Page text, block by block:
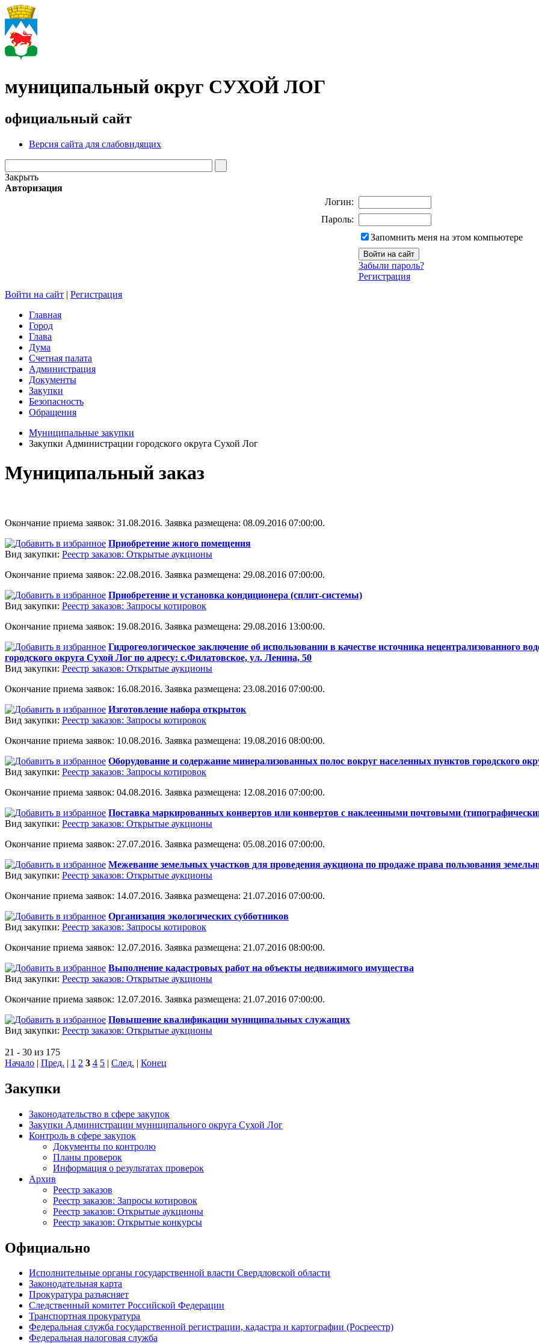
муниципальный округ СУХОЙ ЛОГ
официальный сайт
Версия сайта для слабовидящих
Закрыть
Авторизация
Логин:
Пароль:
Запомнить меня на этом компьютере
Забыли пароль?
Регистрация
Войти на сайт | Регистрация
Главная
Город
Глава
Дума
Счетная палата
Администрация
Документы
Закупки
Безопасность
Обращения
Муниципальные закупки
Закупки Администрации городского округа Сухой Лог
Муниципальный заказ
Окончание приема заявок: 31.08.2016. Заявка размещена: 08.09.2016 07:00:00.
Приобретение жиого помещения
Вид закупки: Реестр заказов: Открытые аукционы
Окончание приема заявок: 22.08.2016. Заявка размещена: 29.08.2016 07:00:00.
Приобретение и установка кондиционера (сплит-системы)
Вид закупки: Реестр заказов: Запросы котировок
Окончание приема заявок: 19.08.2016. Заявка размещена: 29.08.2016 13:00:00.
Гидрогеологическое заключение об использовании в качестве источника нецентрализованного
городского округа Сухой Лог по адресу: с.Филатовское, ул. Ленина, 50
Вид закупки: Реестр заказов: Открытые аукционы
Окончание приема заявок: 16.08.2016. Заявка размещена: 23.08.2016 07:00:00.
Изготовление набора открыток
Вид закупки: Реестр заказов: Запросы котировок
Окончание приема заявок: 10.08.2016. Заявка размещена: 19.08.2016 08:00:00.
Оборудование и содержание минерализованных полос вокруг населенных пунктов городского
Вид закупки: Реестр заказов: Запросы котировок
Окончание приема заявок: 04.08.2016. Заявка размещена: 12.08.2016 07:00:00.
Поставка маркированных конвертов или конвертов с наклеенными почтовыми
Вид закупки: Реестр заказов: Открытые аукционы
Окончание приема заявок: 27.07.2016. Заявка размещена: 05.08.2016 07:00:00.
Межевание земельных участков для проведения аукциона по продаже права пользования
Вид закупки: Реестр заказов: Открытые аукционы
Окончание приема заявок: 14.07.2016. Заявка размещена: 21.07.2016 07:00:00.
Организация экологических субботников
Вид закупки: Реестр заказов: Запросы котировок
Окончание приема заявок: 12.07.2016. Заявка размещена: 21.07.2016 08:00:00.
Выполнение кадастровых работ на объекты недвижимого имущества
Вид закупки: Реестр заказов: Открытые аукционы
Окончание приема заявок: 12.07.2016. Заявка размещена: 21.07.2016 07:00:00.
Повышение квалификации муниципальных служащих
Вид закупки: Реестр заказов: Открытые аукционы
21 - 30 из 175
Начало | Пред. | 1 2 3 4 5 | След. | Конец
Закупки
Законодательство в сфере закупок
Закупки Администрации муниципального округа Сухой Лог
Контроль в сфере закупок
Документы по контролю
Планы проверок
Информация о результатах проверок
Архив
Реестр заказов
Реестр заказов: Запросы котировок
Реестр заказов: Открытые аукционы
Реестр заказов: Открытые конкурсы
Официально
Исполнительные органы государственной власти Свердловской области
Законодательная карта
Прокуратура разъясняет
Следственный комитет Российской Федерации
Транспортная прокуратура
Федеральная служба государственной регистрации, кадастра и картографии (Росреестр)
Федеральная налоговая служба